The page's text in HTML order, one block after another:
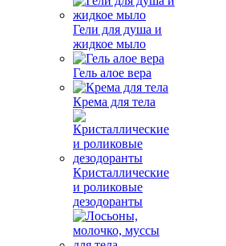
Гели для душа и
жидкое мыло
Гель алое вера
Крема для тела
Кристаллические
и роликовые
дезодоранты